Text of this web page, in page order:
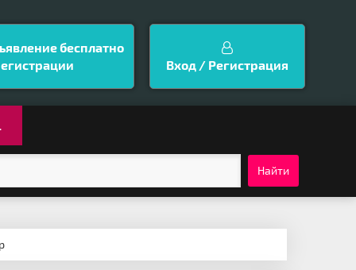
бесплатно
Вход / Регистрация
Найти